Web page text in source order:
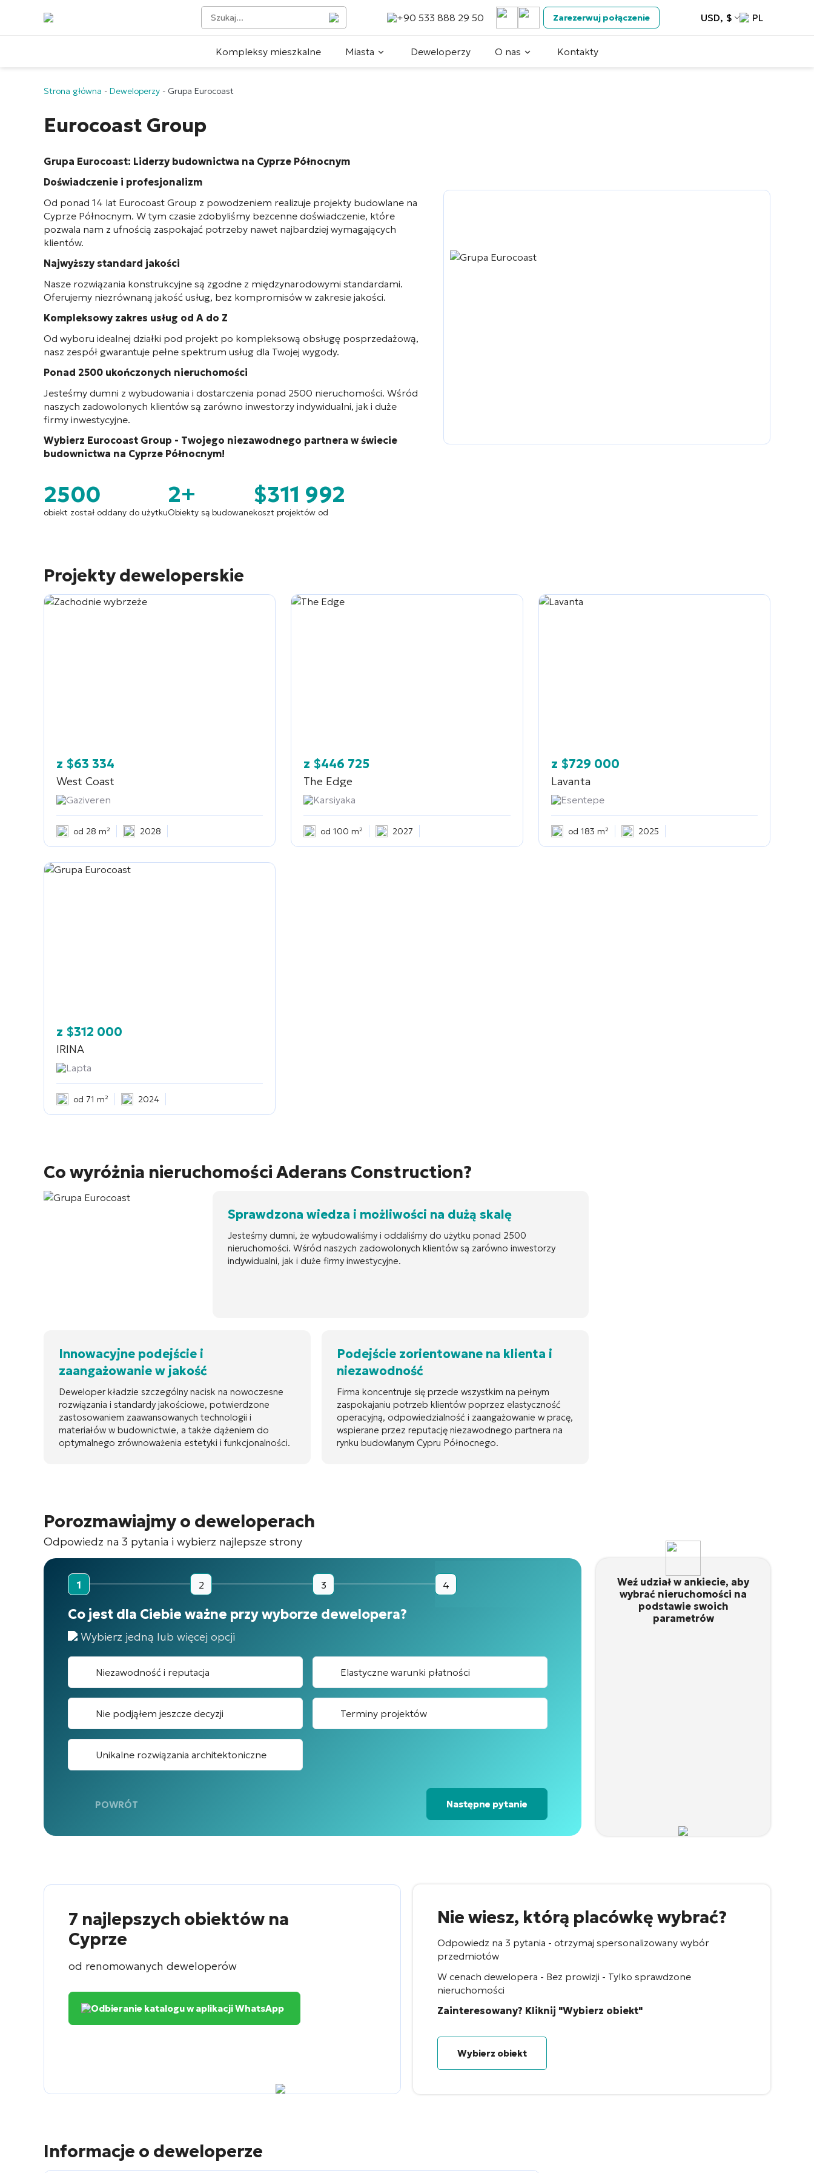
+90 533 888 29 50 Zarezerwuj połączenie USD, $ PL
Kompleksy mieszkalne Miasta Deweloperzy O nas Kontakty
Strona główna - Deweloperzy - Grupa Eurocoast
Eurocoast Group
Grupa Eurocoast: Liderzy budownictwa na Cyprze Północnym
Doświadczenie i profesjonalizm
Od ponad 14 lat Eurocoast Group z powodzeniem realizuje projekty budowlane na
Cyprze Północnym. W tym czasie zdobyliśmy bezcenne doświadczenie, które
pozwala nam z ufnością zaspokajać potrzeby nawet najbardziej wymagających
klientów.
Najwyższy standard jakości
Nasze rozwiązania konstrukcyjne są zgodne z międzynarodowymi standardami.
Oferujemy niezrównaną jakość usług, bez kompromisów w zakresie jakości.
Kompleksowy zakres usług od A do Z
Od wyboru idealnej działki pod projekt po kompleksową obsługę posprzedażową,
nasz zespół gwarantuje pełne spektrum usług dla Twojej wygody.
Ponad 2500 ukończonych nieruchomości
Jesteśmy dumni z wybudowania i dostarczenia ponad 2500 nieruchomości. Wśród
naszych zadowolonych klientów są zarówno inwestorzy indywidualni, jak i duże
firmy inwestycyjne.
Wybierz Eurocoast Group - Twojego niezawodnego partnera w świecie
budownictwa na Cyprze Północnym!
2500
obiekt został oddany do użytku
2+
Obiekty są budowane
$311 992
koszt projektów od
Projekty deweloperskie
z $63 334
West Coast
Gaziveren
od 28 m² 2028
z $446 725
The Edge
Karsiyaka
od 100 m² 2027
z $729 000
Lavanta
Esentepe
od 183 m² 2025
z $312 000
IRINA
Lapta
od 71 m² 2024
Co wyróżnia nieruchomości Aderans Construction?
Sprawdzona wiedza i możliwości na dużą skalę
Jesteśmy dumni, że wybudowaliśmy i oddaliśmy do użytku ponad 2500
nieruchomości. Wśród naszych zadowolonych klientów są zarówno inwestorzy
indywidualni, jak i duże firmy inwestycyjne.
Innowacyjne podejście i
zaangażowanie w jakość
Deweloper kładzie szczególny nacisk na nowoczesne
rozwiązania i standardy jakościowe, potwierdzone
zastosowaniem zaawansowanych technologii i
materiałów w budownictwie, a także dążeniem do
optymalnego zrównoważenia estetyki i funkcjonalności.
Podejście zorientowane na klienta i
niezawodność
Firma koncentruje się przede wszystkim na pełnym
zaspokajaniu potrzeb klientów poprzez elastyczność
operacyjną, odpowiedzialność i zaangażowanie w pracę,
wspierane przez reputację niezawodnego partnera na
rynku budowlanym Cypru Północnego.
Porozmawiajmy o deweloperach
Odpowiedz na 3 pytania i wybierz najlepsze strony
1 2 3 4
Co jest dla Ciebie ważne przy wyborze dewelopera?
Wybierz jedną lub więcej opcji
Niezawodność i reputacja Elastyczne warunki płatności
Nie podjąłem jeszcze decyzji Terminy projektów
Unikalne rozwiązania architektoniczne
POWRÓT Następne pytanie
Weź udział w ankiecie, aby
wybrać nieruchomości na
podstawie swoich
parametrów
7 najlepszych obiektów na
Cyprze
od renomowanych deweloperów
Odbieranie katalogu w aplikacji WhatsApp
Nie wiesz, którą placówkę wybrać?
Odpowiedz na 3 pytania - otrzymaj spersonalizowany wybór
przedmiotów
W cenach dewelopera - Bez prowizji - Tylko sprawdzone
nieruchomości
Zainteresowany? Kliknij "Wybierz obiekt"
Wybierz obiekt
Informacje o deweloperze